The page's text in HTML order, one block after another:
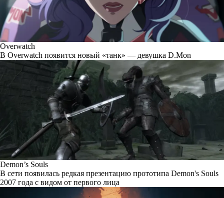
Overwatch
В Overwatch появится новый «танк» — девушка D.Mon
Demon’s Souls
В сети появилась редкая презентацию прототипа Demon's Souls
2007 года с видом от первого лица